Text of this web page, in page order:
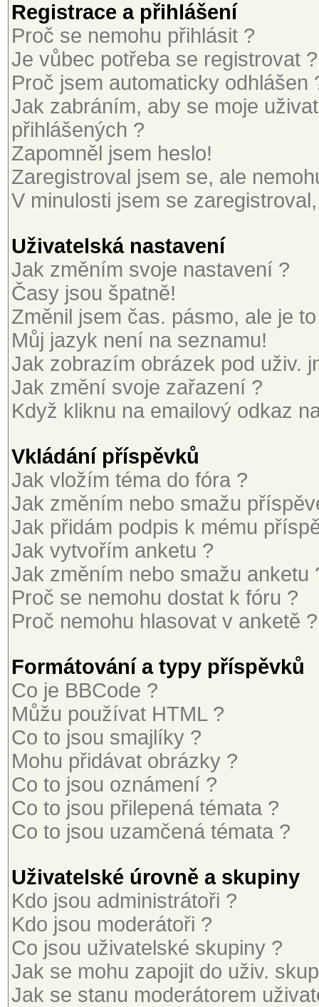
Registrace a přihlášení
Proč se nemohu přihlásit ?
Je vůbec potřeba se registrovat ?
Proč jsem automaticky odhlášen
Jak zabráním, aby se moje
přihlášených ?
Zapomněl jsem heslo!
Zaregistroval jsem se, ale
V minulosti jsem se
Uživatelská nastavení
Jak změním svoje nastavení ?
Časy jsou špatně!
Změnil jsem čas. pásmo, ale je
Můj jazyk není na seznamu!
Jak zobrazím obrázek pod uživ.
Jak změní svoje zařazení ?
Když kliknu na emailový odkaz
Vkládání příspěvků
Jak vložím téma do fóra ?
Jak změním nebo smažu
Jak přidám podpis k mému
Jak vytvořím anketu ?
Jak změním nebo smažu anketu
Proč se nemohu dostat k fóru ?
Proč nemohu hlasovat v anketě ?
Formátování a typy příspěvků
Co je BBCode ?
Můžu používat HTML ?
Co to jsou smajlíky ?
Mohu přidávat obrázky ?
Co to jsou oznámení ?
Co to jsou přilepená témata ?
Co to jsou uzamčená témata ?
Uživatelské úrovně a skupiny
Kdo jsou administrátoři ?
Kdo jsou moderátoři ?
Co jsou uživatelské skupiny ?
Jak se mohu zapojit do uživ.
Jak se stanu moderátorem